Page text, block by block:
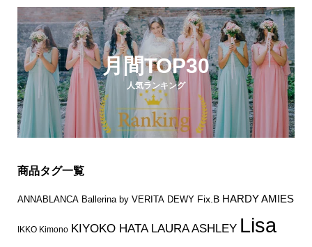
月間TOP30
人気ランキング
商品タグ一覧
ANNABLANCA Ballerina by VERITA DEWY Fix.B HARDY AMIES
IKKO Kimono KIYOKO HATA LAURA ASHLEY Lisa